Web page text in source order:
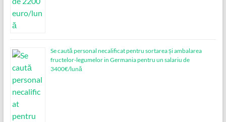
Se caută personal necalificat pentru sortarea și ambalarea
fructelor-legumelor in Germania pentru un salariu de
3400€/lună